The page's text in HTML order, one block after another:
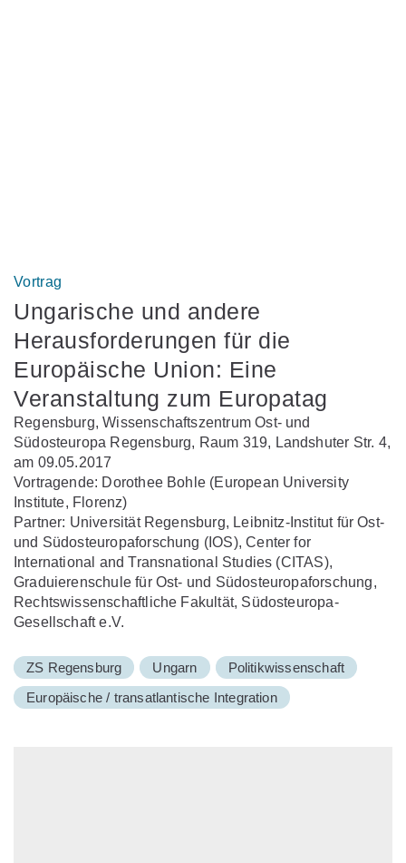
Vortrag
Ungarische und andere
Herausforderungen für die
Europäische Union: Eine
Veranstaltung zum Europatag
Regensburg, Wissenschaftszentrum Ost- und
Südosteuropa Regensburg, Raum 319, Landshuter Str. 4,
am 09.05.2017
Vortragende: Dorothee Bohle (European University
Institute, Florenz)
Partner: Universität Regensburg, Leibnitz-Institut für Ost-
und Südosteuropaforschung (IOS), Center for
International and Transnational Studies (CITAS),
Graduierenschule für Ost- und Südosteuropaforschung,
Rechtswissenschaftliche Fakultät, Südosteuropa-
Gesellschaft e.V.
ZS Regensburg Ungarn
Politikwissenschaft
Europäische / transatlantische Integration